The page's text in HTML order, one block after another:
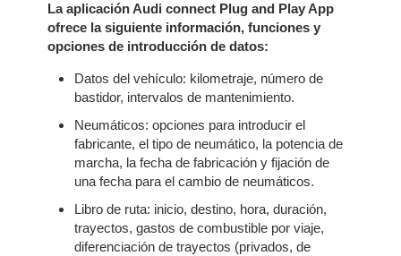
La aplicación Audi connect Plug and Play App
ofrece la siguiente información, funciones y
opciones de introducción de datos:
Datos del vehículo: kilometraje, número de
bastidor, intervalos de mantenimiento.
Neumáticos: opciones para introducir el
fabricante, el tipo de neumático, la potencia de
marcha, la fecha de fabricación y fijación de
una fecha para el cambio de neumáticos.
Libro de ruta: inicio, destino, hora, duración,
trayectos, gastos de combustible por viaje,
diferenciación de trayectos (privados, de